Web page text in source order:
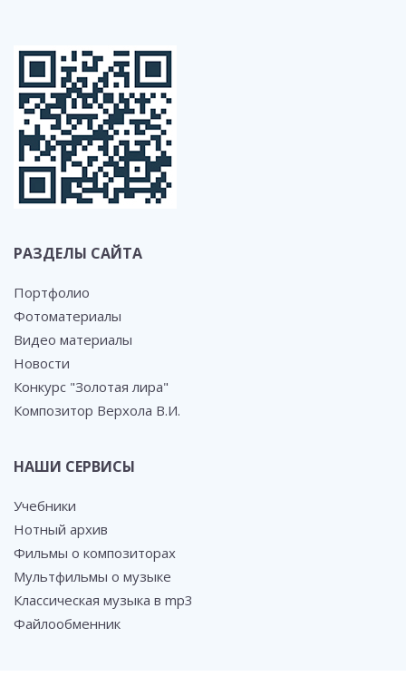
РАЗДЕЛЫ САЙТА
Портфолио
Фотоматериалы
Видео материалы
Новости
Конкурс "Золотая лира"
Композитор Верхола В.И.
НАШИ СЕРВИСЫ
Учебники
Нотный архив
Фильмы о композиторах
Мультфильмы о музыке
Классическая музыка в mp3
Файлообменник